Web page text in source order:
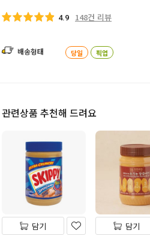
4.9 148건 리뷰
배송형태 당일 픽업
관련상품 추천해 드려요
담기 담기